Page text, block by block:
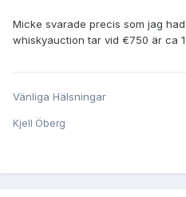
Micke svarade precis som jag
whiskyauction tar vid €750 är ca
Vänliga Hälsningar
Kjell Öberg